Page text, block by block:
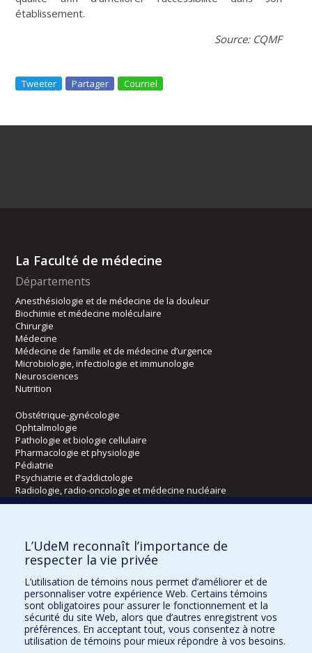
établissement.
Source: CQMF
Tweeter Partager Courriel
La Faculté de médecine
Départements
Anesthésiologie et de médecine de la douleur
Biochimie et médecine moléculaire
Chirurgie
Médecine
Médecine de famille et de médecine d’urgence
Microbiologie, infectiologie et immunologie
Neurosciences
Nutrition
Obstétrique-gynécologie
Ophtalmologie
Pathologie et biologie cellulaire
Pharmacologie et physiologie
Pédiatrie
Psychiatrie et d’addictologie
Radiologie, radio-oncologie et médecine nucléaire
Kinésiologie et des sciences de l’activité physique
Orthophonie et audiologie
Réadaptation
Directions
DPC
CPASS
L’UdeM reconnaît l’importance de
respecter la vie privée
L’utilisation de témoins nous permet d’améliorer et de
personnaliser votre expérience Web. Certains témoins
sont obligatoires pour assurer le fonctionnement et la
sécurité du site Web, alors que d’autres enregistrent vos
préférences. En acceptant tout, vous consentez à notre
utilisation de témoins pour mieux répondre à vos besoins.